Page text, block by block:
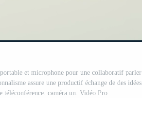
et microphone pour une collaboratif parler
assure une productif échange de des idées
téléconférence. caméra un. Vidéo Pro